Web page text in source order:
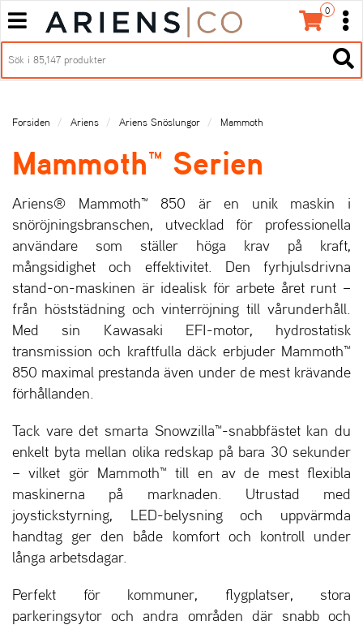
T
g
n
a
o
n
0
T
o
g
g
a
t
i
o
n
T
o
v
g
a
t
i
o
n
Forsiden Ariens Ariens Snöslungor Mammoth
Mammoth™ Serien
Ariens® Mammoth™ 850 är en unik maskin i
snöröjningsbranschen, utvecklad för professionella
användare som ställer höga krav på kraft,
mångsidighet och effektivitet. Den fyrhjulsdrivna
stand-on-maskinen är idealisk för arbete året runt –
från höststädning och vinterröjning till vårunderhåll.
Med sin Kawasaki EFI-motor, hydrostatisk
transmission och kraftfulla däck erbjuder Mammoth™
850 maximal prestanda även under de mest krävande
förhållanden.
Tack vare det smarta Snowzilla™-snabbfästet kan du
enkelt byta mellan olika redskap på bara 30 sekunder
– vilket gör Mammoth™ till en av de mest flexibla
maskinerna på marknaden. Utrustad med
joystickstyrning, LED-belysning och uppvärmda
handtag ger den både komfort och kontroll under
långa arbetsdagar.
Perfekt för kommuner, flygplatser, stora
parkeringsytor och andra områden där snabb och
O
V
E
M
N
Y